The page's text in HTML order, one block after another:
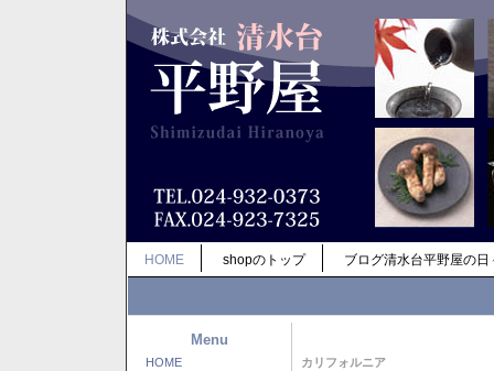
HOME shopのトップ ブログ清水台平野屋の日
Menu
HOME カリフォルニア